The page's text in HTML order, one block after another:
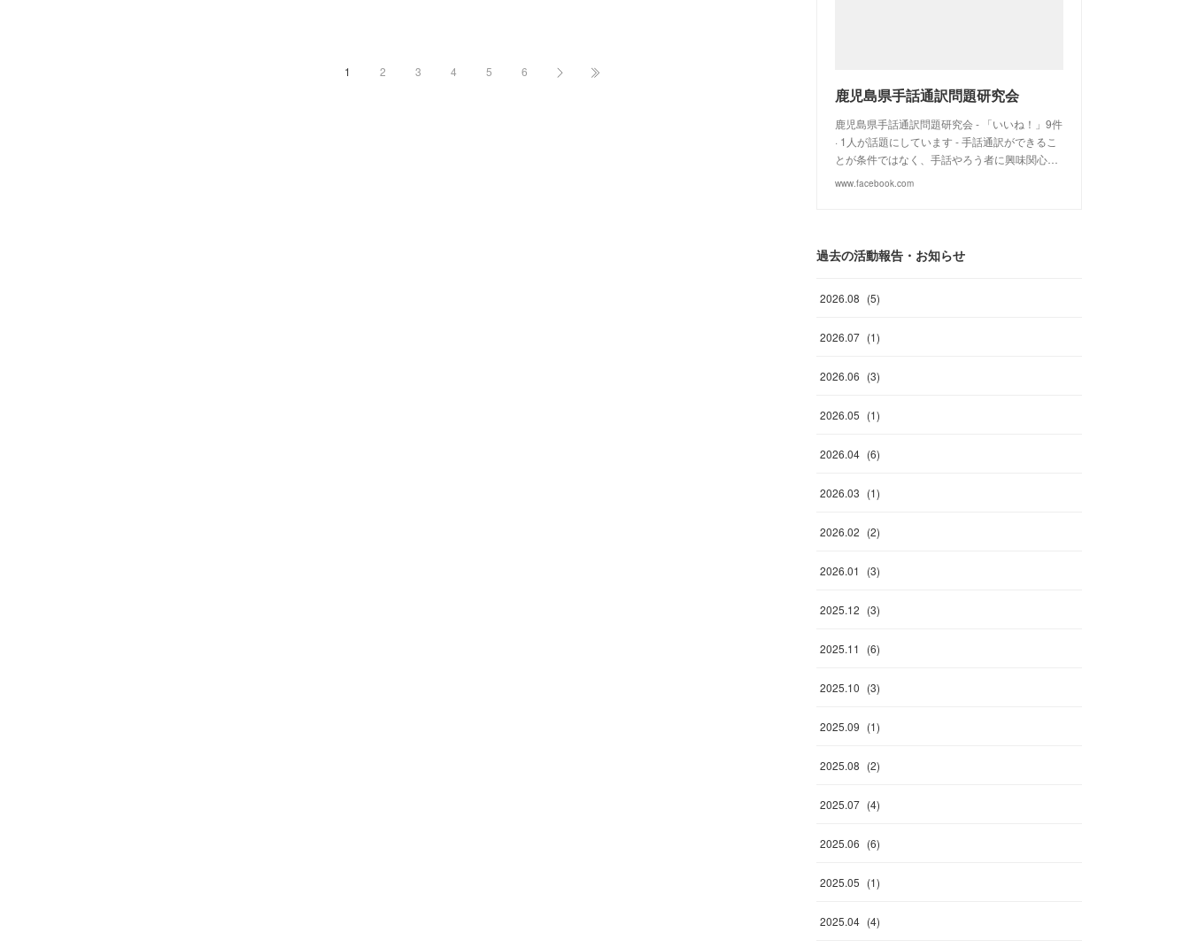
1 2 3 4 5 6
鹿児島県手話通訳問題研究会
鹿児島県手話通訳問題研究会 - 「いいね！」9件
· 1人が話題にしています - 手話通訳ができるこ
とが条件ではなく、手話やろう者に興味関心…
www.facebook.com
過去の活動報告・お知らせ
2026.08 (5)
2026.07 (1)
2026.06 (3)
2026.05 (1)
2026.04 (6)
2026.03 (1)
2026.02 (2)
2026.01 (3)
2025.12 (3)
2025.11 (6)
2025.10 (3)
2025.09 (1)
2025.08 (2)
2025.07 (4)
2025.06 (6)
2025.05 (1)
2025.04 (4)